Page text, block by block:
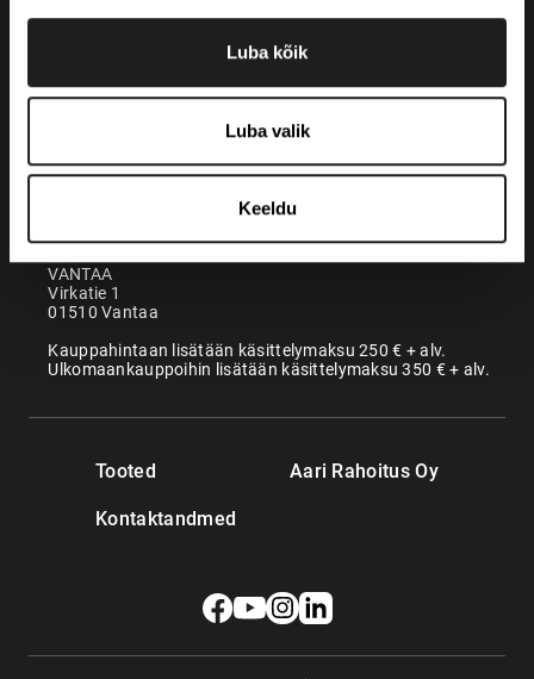
Luba kõik
Luba valik
Keeldu
Tooted Aari Rahoitus Oy
Kontaktandmed
+358 200 70070
Kontor
VANTAA
Virkatie 1
01510 Vantaa
Kauppahintaan lisätään käsittelymaksu 250 € + alv.
Ulkomaankauppoihin lisätään käsittelymaksu 350 € + alv.